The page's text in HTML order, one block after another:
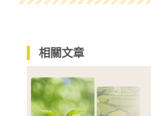
相關文章